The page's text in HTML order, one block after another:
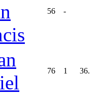
56 -
76 1 36.